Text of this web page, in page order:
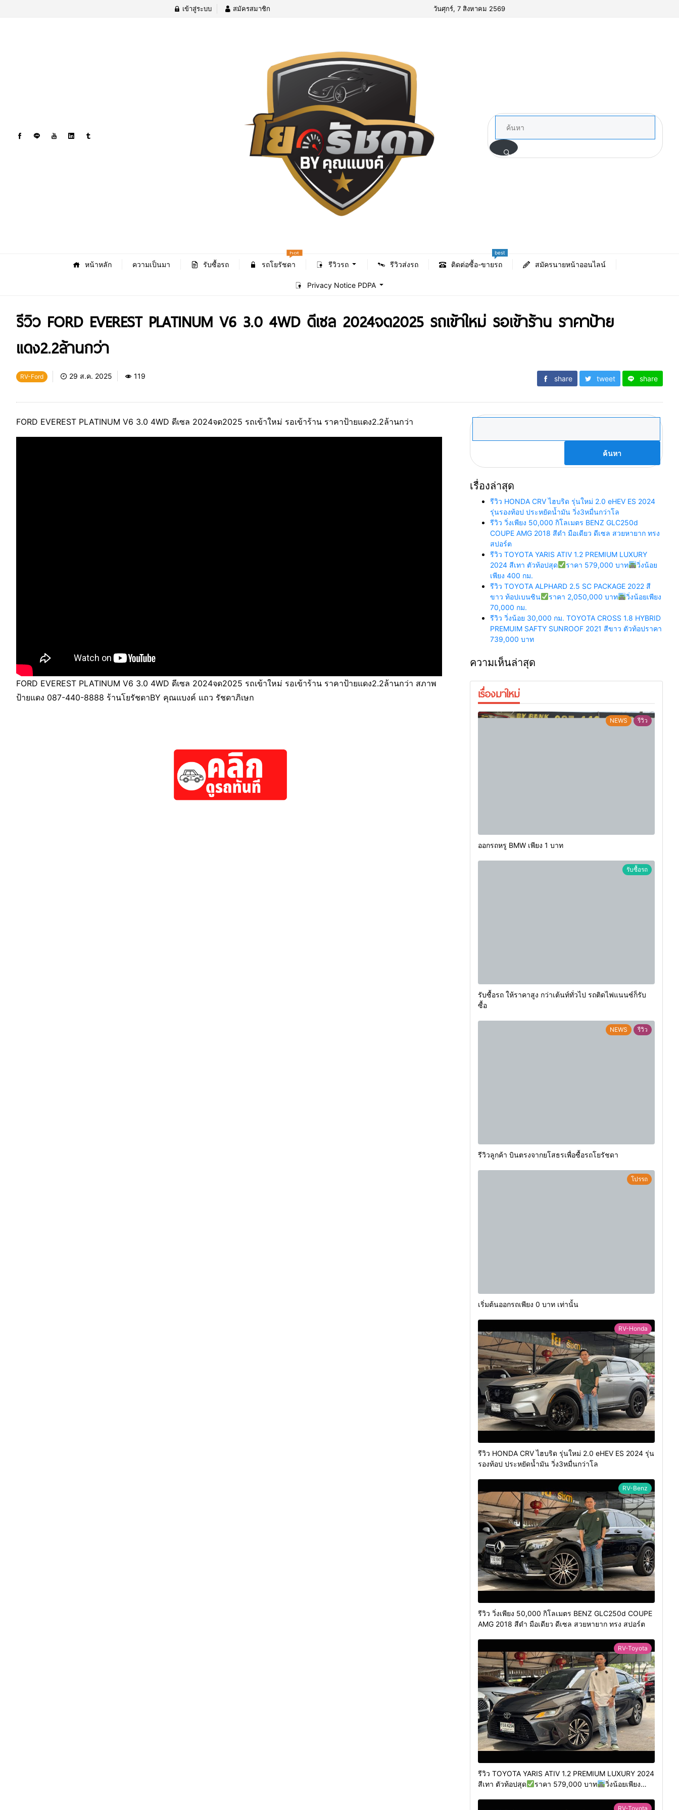
เข้าสู่ระบบ สมัครสมาชิก วันศุกร์, 7 สิงหาคม 2569
หน้าหลัก ความเป็นมา รับซื้อรถ รถโยรัชดา
hot
รีวิวรถ รีวิวส่งรถ ติดต่อซื้อ-ขายรถ
best
สมัครนายหน้าออนไลน์
Privacy Notice PDPA
รีวิว FORD EVEREST PLATINUM V6 3.0 4WD ดีเซล 2024จด2025 รถเข้าใหม่ รอเข้าร้าน ราคาป้าย
แดง2.2ล้านกว่า
RV-Ford 29 ส.ค. 2025 119 share tweet share
FORD EVEREST PLATINUM V6 3.0 4WD ดีเซล 2024จด2025 รถเข้าใหม่ รอเข้าร้าน ราคาป้ายแดง2.2ล้านกว่า
FORD EVEREST PLATINUM V6 3.0 4WD ดีเซล 2024จด2025 รถเข้าใหม่ รอเข้าร้าน ราคาป้ายแดง2.2ล้านกว่า สภาพ
ป้ายแดง 087-440-8888 ร้านโยรัชดาBY คุณแบงค์ แถว รัชดาภิเษก
ค้นหา
เรื่องล่าสุด
รีวิว HONDA CRV ไฮบริด รุ่นใหม่ 2.0 eHEV ES 2024
รุ่นรองท้อป ประหยัดน้ำมัน วิ่ง3หมื่นกว่าโล
รีวิว วิ่งเพียง 50,000 กิโลเมตร BENZ GLC250d
COUPE AMG 2018 สีดำ มือเดียว ดีเซล สวยหายาก ทรง
สปอร์ต
รีวิว TOYOTA YARIS ATIV 1.2 PREMIUM LUXURY
2024 สีเทา ตัวท้อปสุด
ราคา 579,000 บาท
วิ่งน้อย
เพียง 400 กม.
รีวิว TOYOTA ALPHARD 2.5 SC PACKAGE 2022 สี
ขาว ท้อปเบนซิน
ราคา 2,050,000 บาท
วิ่งน้อยเพียง
70,000 กม.
รีวิว วิ่งน้อย 30,000 กม. TOYOTA CROSS 1.8 HYBRID
PREMUIM SAFTY SUNROOF 2021 สีขาว ตัวท้อปราคา
739,000 บาท
ความเห็นล่าสุด
เรื่องมาใหม่
NEWS รีวิว
ออกรถหรู BMW เพียง 1 บาท
รับซื้อรถ
รับซื้อรถ ให้ราคาสูง กว่าเต้นท์ทั่วไป รถติดไฟแนนซ์ก็รับ
ซื้อ
NEWS รีวิว
รีวิวลูกค้า บินตรงจากยโสธรเพื่อซื้อรถโยรัชดา
โปรรถ
เริ่มต้นออกรถเพียง 0 บาท เท่านั้น
RV-Honda
รีวิว HONDA CRV ไฮบริด รุ่นใหม่ 2.0 eHEV ES 2024 รุ่น
รองท้อป ประหยัดน้ำมัน วิ่ง3หมื่นกว่าโล
RV-Benz
รีวิว วิ่งเพียง 50,000 กิโลเมตร BENZ GLC250d COUPE
AMG 2018 สีดำ มือเดียว ดีเซล สวยหายาก ทรง สปอร์ต
RV-Toyota
รีวิว TOYOTA YARIS ATIV 1.2 PREMIUM LUXURY 2024
สีเทา ตัวท้อปสุด
ราคา 579,000 บาท
วิ่งน้อยเพียง
RV-Toyota